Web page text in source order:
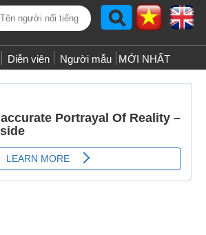
Diễn viên Người mẫu MỚI NHẤT